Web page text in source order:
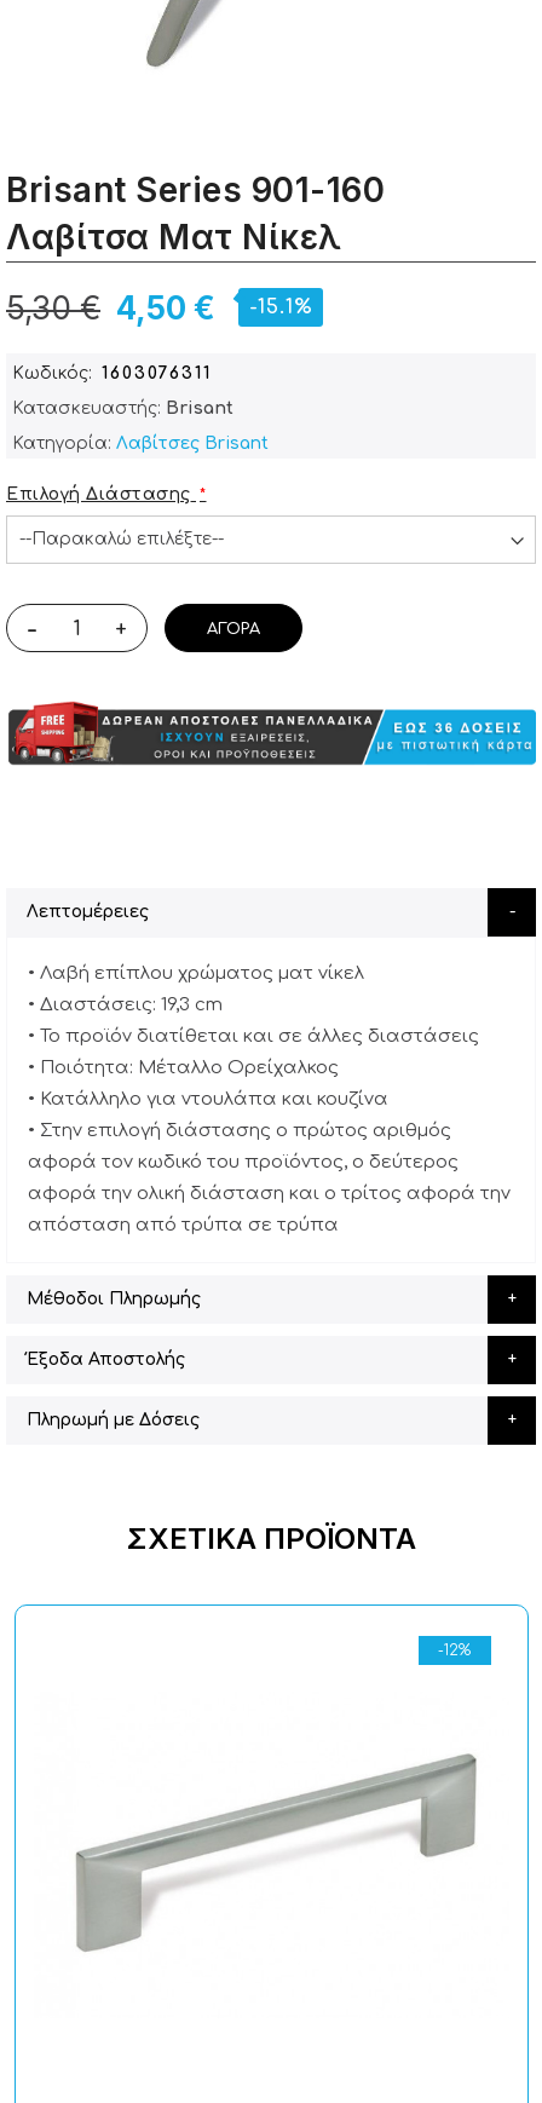
Brisant Series 901-160
Λαβίτσα Ματ Νίκελ
4,50 €
5,30 € -15.1%
Κωδικός
1603076311
Κατασκευαστής: Brisant
Κατηγορία: Λαβίτσες Brisant
Επιλογή Διάστασης
- + ΑΓΟΡΆ
Λεπτομέρειες
• Λαβή επίπλου χρώματος ματ νίκελ
• Διαστάσεις: 19,3 cm
• Το προϊόν διατίθεται και σε άλλες διαστάσεις
• Ποιότητα: Μέταλλο Ορείχαλκος
• Κατάλληλο για ντουλάπα και κουζίνα
• Στην επιλογή διάστασης ο πρώτος αριθμός
αφορά τον κωδικό του προϊόντος, ο δεύτερος
αφορά την ολική διάσταση και ο τρίτος αφορά την
απόσταση από τρύπα σε τρύπα
Μέθοδοι Πληρωμής
Έξοδα Αποστολής
Πληρωμή με Δόσεις
ΣΧΕΤΙΚΆ ΠΡΟΪΌΝΤΑ
-12%